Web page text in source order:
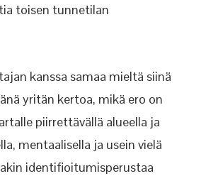
toisen tunnetilan
kanssa samaa mieltä siinä
yritän kertoa, mikä ero on
piirrettävällä alueella ja
mentaalisella ja usein vielä
identifioitumisperustaa